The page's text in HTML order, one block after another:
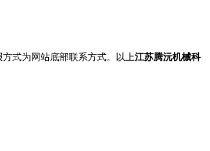
式为网站底部联系方式。以上江苏腾沅机械科